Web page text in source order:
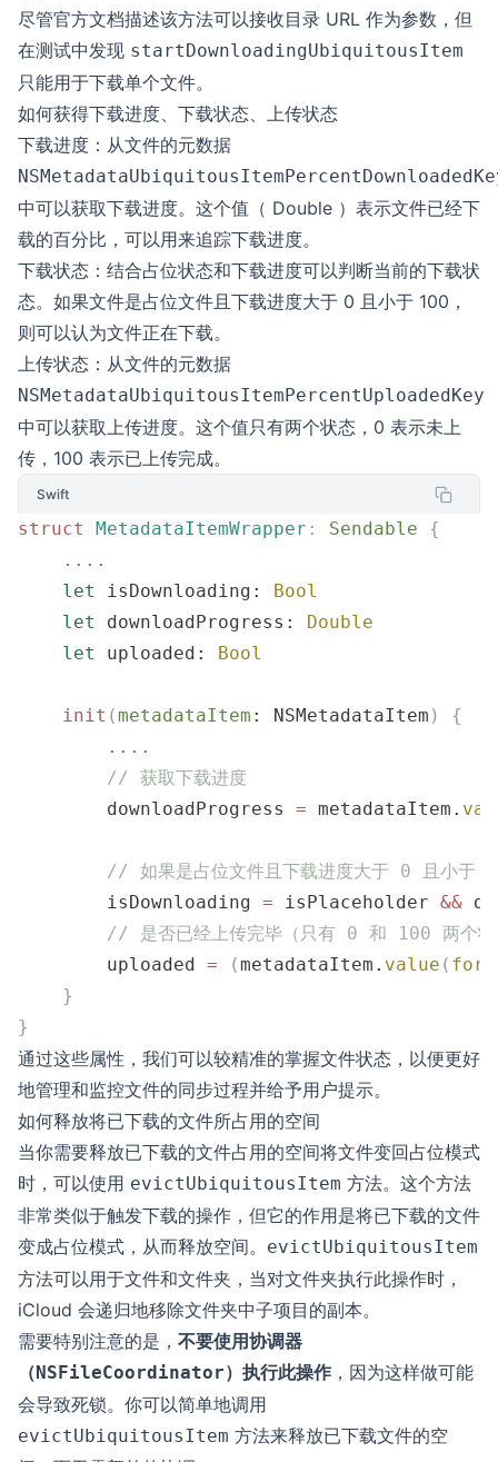
尽管官方文档描述该方法可以接收目录 URL 作为参数，但
在测试中发现 startDownloadingUbiquitousItem
只能用于下载单个文件。
如何获得下载进度、下载状态、上传状态
下载进度：从文件的元数据
中可以获取下载进度。这个值（ Double ）表示文件已经下
载的百分比，可以用来追踪下载进度。
下载状态：结合占位状态和下载进度可以判断当前的下载状
态。如果文件是占位文件且下载进度大于 0 且小于 100，
则可以认为文件正在下载。
上传状态：从文件的元数据
NSMetadataUbiquitousItemPercentUploadedKey
中可以获取上传进度。这个值只有两个状态，0 表示未上
传，100 表示已上传完成。
Swift
struct MetadataItemWrapper : Sendable {
    ....
    let
isDownloading: Bool
    let
downloadProgress: Double
    let
uploaded: Bool
    init
(metadataItem : NSMetadataItem )
{
        ....
        // 获取下载进度
        downloadProgress
= metadataItem.
// 如果是占位文件且下载进度大于 0 且小于
        isDownloading
= isPlaceholder &&
// 是否已经上传完毕（只有 0 和 100 两个状
        uploaded
= (metadataItem. value (
    }
}
通过这些属性，我们可以较精准的掌握文件状态，以便更好
地管理和监控文件的同步过程并给予用户提示。
如何释放将已下载的文件所占用的空间
当你需要释放已下载的文件占用的空间将文件变回占位模式
时，可以使用 evictUbiquitousItem 方法。这个方法
非常类似于触发下载的操作，但它的作用是将已下载的文件
变成占位模式，从而释放空间。 evictUbiquitousItem
方法可以用于文件和文件夹，当对文件夹执行此操作时，
iCloud 会递归地移除文件夹中子项目的副本。
需要特别注意的是， 不要使用协调器
（NSFileCoordinator）执行此操作 ，因为这样做可能
会导致死锁。你可以简单地调用
evictUbiquitousItem 方法来释放已下载文件的空